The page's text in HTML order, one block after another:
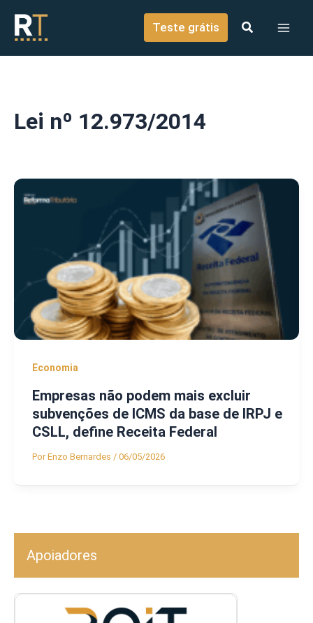
conteúdo
Teste grátis
Lei nº 12.973/2014
Economia
Empresas não podem mais excluir
subvenções de ICMS da base de IRPJ e
CSLL, define Receita Federal
PorEnzo Bernardes / 06/05/2026
Apoiadores